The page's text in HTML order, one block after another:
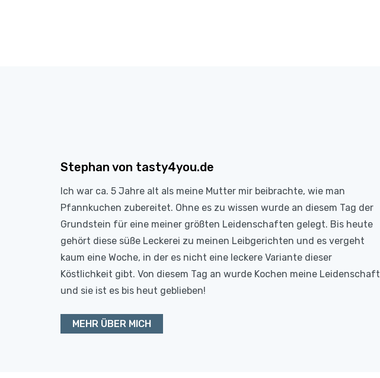
Stephan von tasty4you.de
Ich war ca. 5 Jahre alt als meine Mutter mir beibrachte, wie man
Pfannkuchen zubereitet. Ohne es zu wissen wurde an diesem Tag der
Grundstein für eine meiner größten Leidenschaften gelegt. Bis heute
gehört diese süße Leckerei zu meinen Leibgerichten und es vergeht
kaum eine Woche, in der es nicht eine leckere Variante dieser
Köstlichkeit gibt. Von diesem Tag an wurde Kochen meine Leidenschaft
und sie ist es bis heut geblieben!
MEHR ÜBER MICH